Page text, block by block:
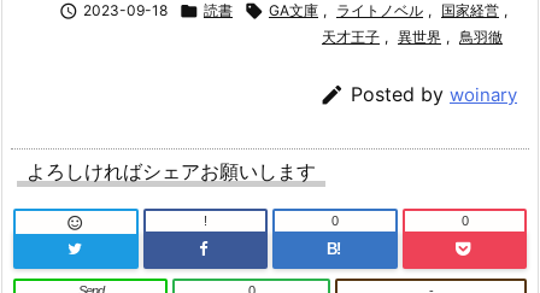
 2023-09-18  読書  GA文庫 , ライトノベル , 国家経営 ,
天才王子 , 異世界 , 鳥羽徹
 Posted by woinary
よろしければシェアお願いします
 !
B!
0 0